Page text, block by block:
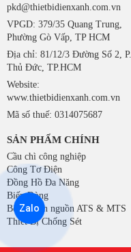
pkd@thietbidienxanh.com.vn
VPGD: 379/35 Quang Trung,
Phường Gò Vấp, TP HCM
Địa chỉ: 81/12/3 Đường Số 2, P.
Thủ Đức, TP.HCM
Website:
www.thietbidienxanh.com.vn
Mã số thuế: 0314075687
SẢN PHẨM CHÍNH
Cầu chì công nghiệp
Công Tơ Điện
Đồng Hồ Đa Năng
Biến Dòng
Bộ chuyển nguồn ATS & MTS
Thiết Bị Chống Sét
Zalo